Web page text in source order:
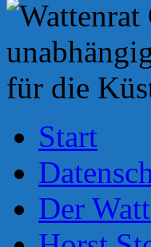
Start
Der